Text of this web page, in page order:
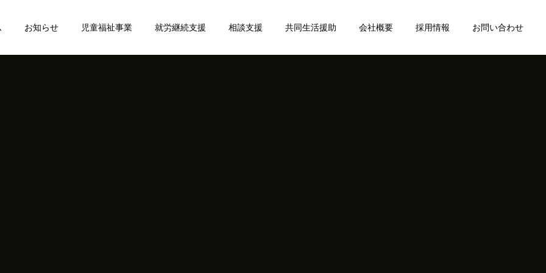
お知らせ 児童福祉事業 就労継続支援 相談支援 共同生活援助 会社概要 採用情報 お問い合わせ